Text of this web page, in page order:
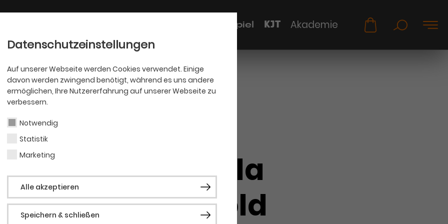
Datenschutzeinstellungen
Auf unserer Webseite werden Cookies verwendet. Einige
davon werden zwingend benötigt, während es uns andere
ermöglichen, Ihre Nutzererfahrung auf unserer Webseite zu
verbessern.
Notwendig
Statistik
Marketing
Alle akzeptieren
Speichern & schließen
Schauspiel KJT Akademie
Daniela
Sülwold